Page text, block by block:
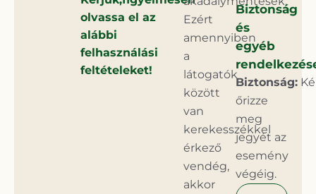
olvassa el az
alábbi
felhasználási
feltételeket!
Ezért
amennyiben
a
látogatók
között
van
kerekesszékkel
érkező
vendég,
akkor
Biztonság
és
egyéb
Biztonság:
őrizze
meg
jegyét az
esemény
végéig.